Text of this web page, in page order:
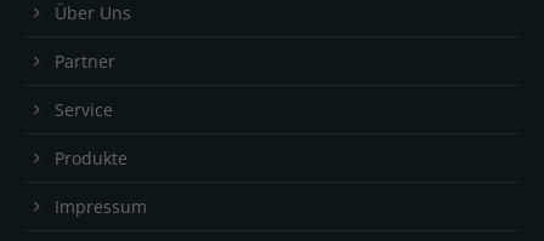
Über Uns
Partner
Service
Produkte
Impressum